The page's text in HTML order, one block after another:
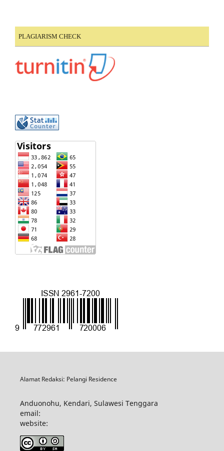
PLAGIARISM CHECK
Alamat Redaksi: Pelangi Residence
Anduonohu, Kendari, Sulawesi Tenggara
email:
website: